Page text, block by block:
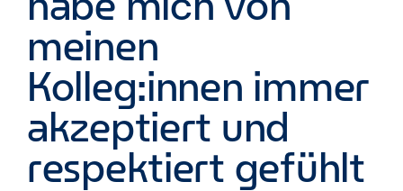
meinen
Kolleg:innen immer
akzeptiert und
respektiert gefühlt